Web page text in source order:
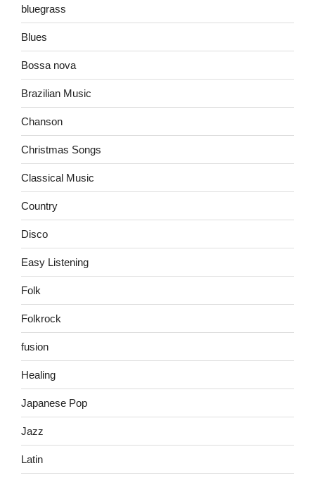
bluegrass
Blues
Bossa nova
Brazilian Music
Chanson
Christmas Songs
Classical Music
Country
Disco
Easy Listening
Folk
Folkrock
fusion
Healing
Japanese Pop
Jazz
Latin